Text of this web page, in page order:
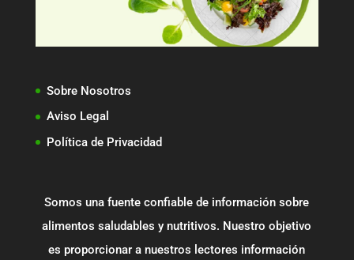
Sobre Nosotros
Aviso Legal
Política de Privacidad
Somos una fuente confiable de información sobre
alimentos saludables y nutritivos. Nuestro objetivo
es proporcionar a nuestros lectores información